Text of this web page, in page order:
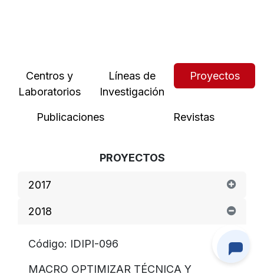
Centros y
Laboratorios
Líneas de
Investigación
Proyectos
Publicaciones Revistas
PROYECTOS
2017
2018
Código: IDIPI-096
MACRO OPTIMIZAR TÉCNICA Y